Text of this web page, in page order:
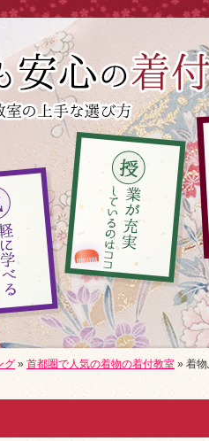
グ » 首都圏で人気の着物の着付教室 » 着物